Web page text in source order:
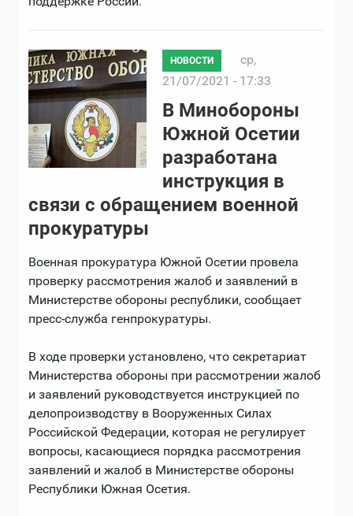
НОВОСТИ
ср,
21/07/2021 - 17:33
В Минобороны
Южной Осетии
разработана
инструкция в
связи с обращением военной
прокуратуры
Военная прокуратура Южной Осетии провела
проверку рассмотрения жалоб и заявлений в
Министерстве обороны республики, сообщает
пресс-служба генпрокуратуры.
В ходе проверки установлено, что секретариат
Министерства обороны при рассмотрении жалоб
и заявлений руководствуется инструкцией по
делопроизводству в Вооруженных Силах
Российской Федерации, которая не регулирует
вопросы, касающиеся порядка рассмотрения
заявлений и жалоб в Министерстве обороны
Республики Южная Осетия.